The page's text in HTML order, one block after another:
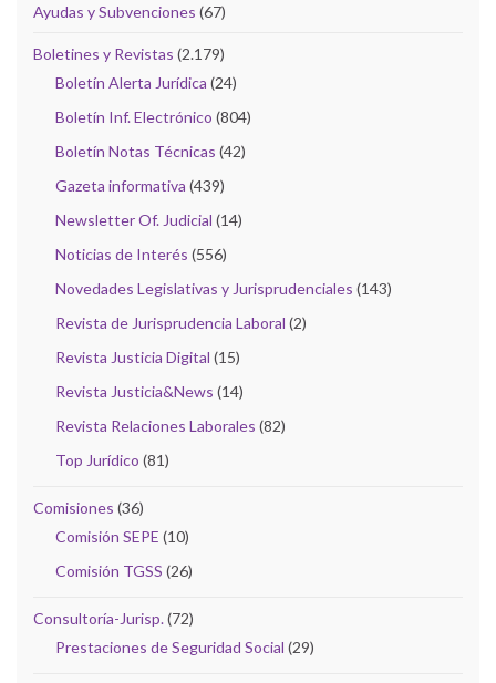
Ayudas y Subvenciones (67)
Boletines y Revistas (2.179)
Boletín Alerta Jurídica (24)
Boletín Inf. Electrónico (804)
Boletín Notas Técnicas (42)
Gazeta informativa (439)
Newsletter Of. Judicial (14)
Noticias de Interés (556)
Novedades Legislativas y Jurisprudenciales (143)
Revista de Jurisprudencia Laboral (2)
Revista Justicia Digital (15)
Revista Justicia&News (14)
Revista Relaciones Laborales (82)
Top Jurídico (81)
Comisiones (36)
Comisión SEPE (10)
Comisión TGSS (26)
Consultoría-Jurisp.(72)
Prestaciones de Seguridad Social (29)